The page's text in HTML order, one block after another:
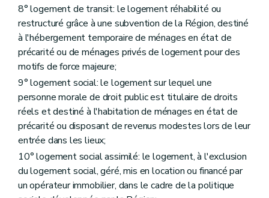
Art. 57
Art. 58
Art. 59
Sous-section 2 Des conditions d'octroi et du calcul des aides
Art. 60
Art. 61
Art. 62
Art. 63
Sous-section 3 De la procédure
Art. 64
Art. 65
Art. 66
Art. 67
Art. 68
Section 2 Des aides à l'équipement
Sous-section première Des aides à l'équipement
Art. 69
8° logement de transit: le logement réhabilité ou
restructuré grâce à une subvention de la Région, destiné
à l'hébergement temporaire de ménages en état de
précarité ou de ménages privés de logement pour des
motifs de force majeure;
9° logement social: le logement sur lequel une
personne morale de droit public est titulaire de droits
réels et destiné à l'habitation de ménages en état de
précarité ou disposant de revenus modestes lors de leur
entrée dans les lieux;
10° logement social assimilé: le logement, à l'exclusion
du logement social, géré, mis en location ou financé par
un opérateur immobilier, dans le cadre de la politique